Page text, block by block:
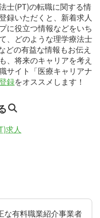
士(PT)の転職に関する情
録いただくと、新着求人
に役立つ情報などをいち
、どのような理学療法士
どの有益な情報もお伝え
、将来のキャリアを考え
サイト「医療キャリアナ
録をオススメします！
求人
な有料職業紹介事業者